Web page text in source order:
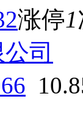
涨停1
司